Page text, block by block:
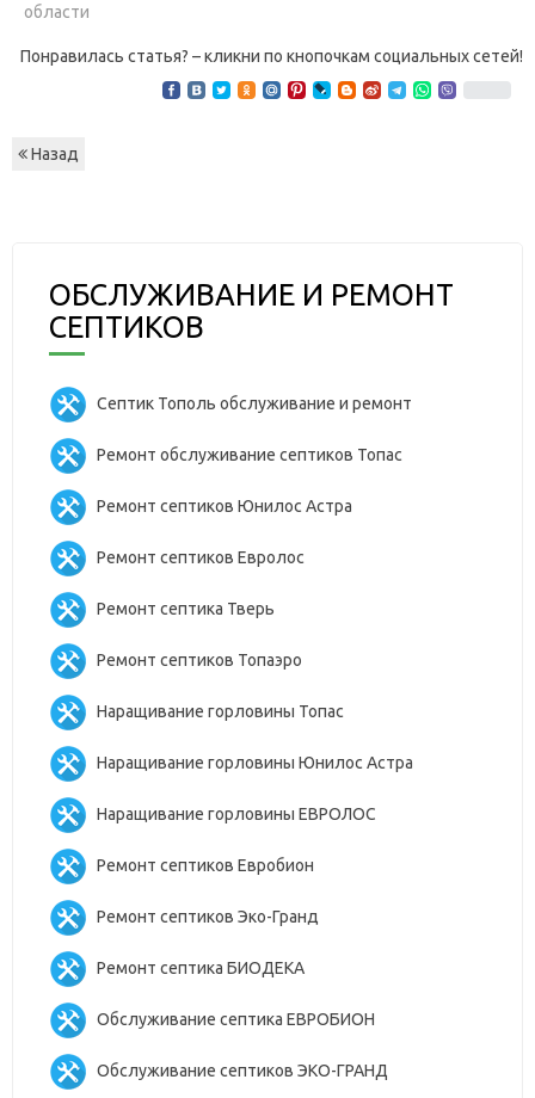
области
Понравилась статья? – кликни по кнопочкам социальных сетей!
Назад
ОБСЛУЖИВАНИЕ И РЕМОНТ
СЕПТИКОВ
Септик Тополь обслуживание и ремонт
Ремонт обслуживание септиков Топас
Ремонт септиков Юнилос Астра
Ремонт септиков Евролос
Ремонт септика Тверь
Ремонт септиков Топаэро
Наращивание горловины Топас
Наращивание горловины Юнилос Астра
Наращивание горловины ЕВРОЛОС
Ремонт септиков Евробион
Ремонт септиков Эко-Гранд
Ремонт септика БИОДЕКА
Обслуживание септика ЕВРОБИОН
Обслуживание септиков ЭКО-ГРАНД